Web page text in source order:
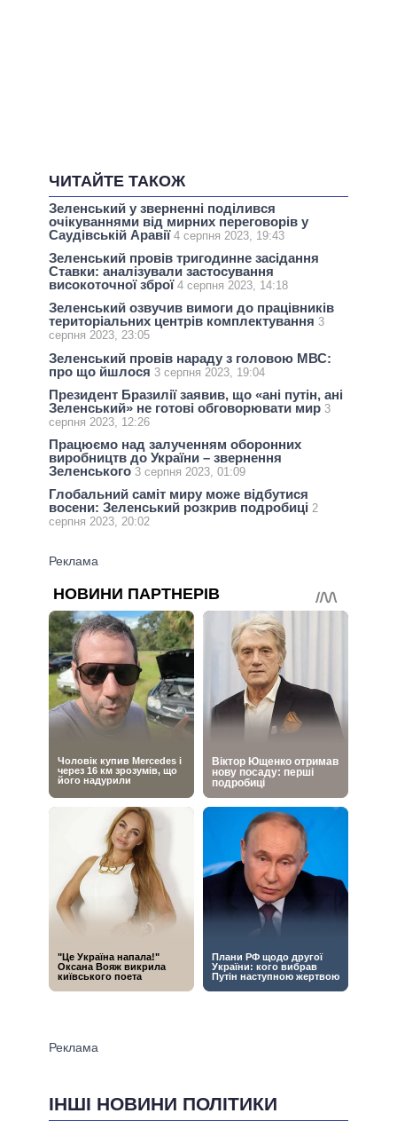
ЧИТАЙТЕ ТАКОЖ
Зеленський у зверненні поділився
очікуваннями від мирних переговорів у
Саудівській Аравії 4 серпня 2023, 19:43
Зеленський провів тригодинне засідання
Ставки: аналізували застосування
високоточної зброї 4 серпня 2023, 14:18
Зеленський озвучив вимоги до працівників
територіальних центрів комплектування 3
серпня 2023, 23:05
Зеленський провів нараду з головою МВС:
про що йшлося 3 серпня 2023, 19:04
Президент Бразилії заявив, що «ані путін, ані
Зеленський» не готові обговорювати мир 3
серпня 2023, 12:26
Працюємо над залученням оборонних
виробництв до України – звернення
Зеленського 3 серпня 2023, 01:09
Глобальний саміт миру може відбутися
восени: Зеленський розкрив подробиці 2
серпня 2023, 20:02
ІНШІ НОВИНИ ПОЛІТИКИ